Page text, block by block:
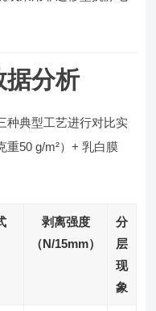
据分析
种典型工艺进行对比实
重50 g/m²）+ 乳白膜
剥离强度
（N/15mm）
分
层
现
象